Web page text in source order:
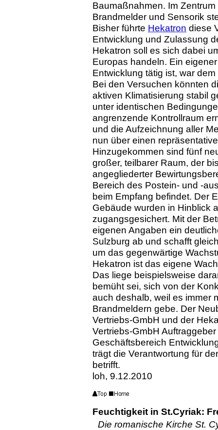
Baumaßnahmen. Im
Brandmelder und Sensorik
Bisher führte Hekatron diese
Entwicklung und Zulassung
Hekatron soll es sich dabei
Europas handeln. Ein
Entwicklung tätig ist, war
Bei den Versuchen könnten
aktiven Klimatisierung stabil
unter identischen
angrenzende Kontrollraum
und die Aufzeichnung aller
nun über einen
Hinzugekommen sind fünf
großer, teilbarer Raum, der
angegliederter
Bereich des Postein- und -
beim Empfang befindet. Der
Gebäude wurden in Hinblick
zugangsgesichert. Mit der
eigenen Angaben ein
Sulzburg ab und schafft
um das gegenwärtige
Hekatron ist das eigene
Das liege beispielsweise
bemüht sei, sich von der
auch deshalb, weil es immer
Brandmeldern gebe. Der
Vertriebs-GmbH und der
Vertriebs-GmbH
Geschäftsbereich
trägt die Verantwortung für
betrifft.
loh, 9.12.2010
Feuchtigkeit in St.Cyriak:
Die romanische Kirche St.